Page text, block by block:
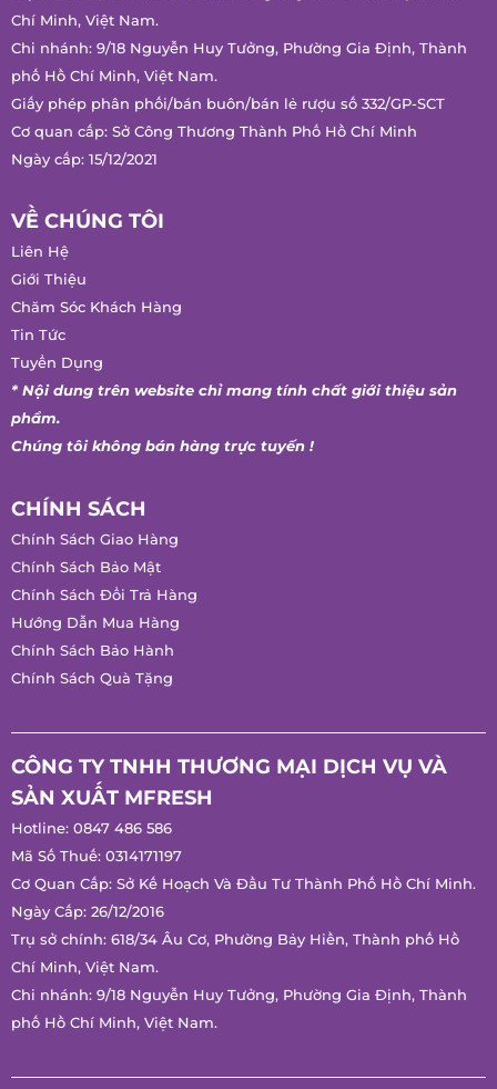
phố Hồ Chí Minh, Việt Nam.
Giấy phép phân phối/bán buôn/bán lẻ rượu số 332/GP-SCT
Cơ quan cấp: Sở Công Thương Thành Phố Hồ Chí Minh
Ngày cấp: 15/12/2021
VỀ CHÚNG TÔI
Giới Thiệu
Chăm Sóc Khách Hàng
Tin Tức
Tuyển Dụng
* Nội dung trên website chỉ mang tính chất giới thiệu sản
phẩm.
Chúng tôi không bán hàng trực tuyến !
CHÍNH SÁCH
Chính Sách Bảo Mật
Chính Sách Đổi Trả Hàng
Hướng Dẫn Mua Hàng
Chính Sách Bảo Hành
Chính Sách Quà Tặng
SẢN XUẤT MFRESH
Hotline: 0847 486 586
Mã Số Thuế: 0314171197
Cơ Quan Cấp: Sở Kế Hoạch Và Đầu Tư Thành Phố Hồ Chí
Minh.
Ngày Cấp: 26/12/2016
Trụ sở chính: 618/34 Âu Cơ, Phường Bảy Hiền, Thành phố Hồ
Chí Minh, Việt Nam.
Chi nhánh: 9/18 Nguyễn Huy Tưởng, Phường Gia Định, Thành
phố Hồ Chí Minh, Việt Nam.
LIÊN KẾT